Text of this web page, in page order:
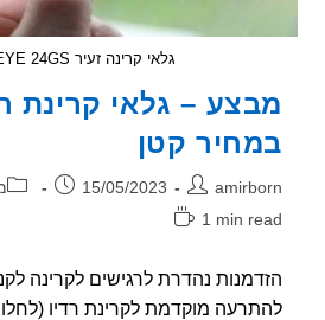
גלאי קרינה זעיר CELLOEYE 24GS
– גלאי קרינת רדיו
קטן
פורסם:
15/05/2023 קטגוריה:מדי קרינה
1 min
נהדרת לרגישים לקרינה לקנות גלאי
מוקדמת לקרינת רדיו (לחלון, לדלת,